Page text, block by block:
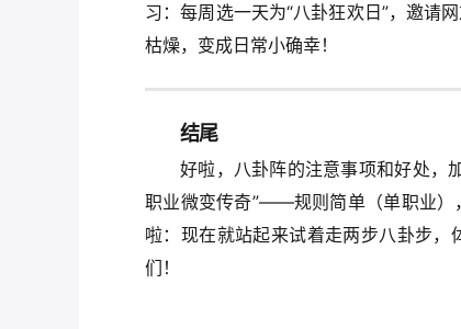
习：每周选一天为“八卦狂欢日”，邀请
枯燥，变成日常小确幸！
结尾
好啦，八卦阵的注意事项和好处，
职业微变传奇”——规则简单（单职业）
啦：现在就站起来试着走两步八卦步
们！